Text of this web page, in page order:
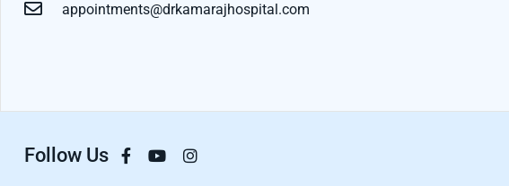
appointments@drkamarajhospital.com
Follow Us